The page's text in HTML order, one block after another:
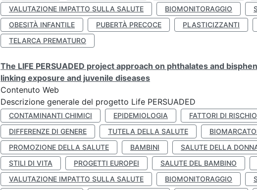
VALUTAZIONE IMPATTO SULLA SALUTE
BIOMONITORAGGIO
OBESITÀ INFANTILE
PUBERTÀ PRECOCE PLASTICIZZANTI
TELARCA PREMATURO
The LIFE PERSUADED project approach on phthalates and
linking exposure and juvenile diseases
Contenuto Web
Descrizione generale del progetto Life PERSUADED
CONTAMINANTI CHIMICI EPIDEMIOLOGIA FATTORI DI RISCHIO
DIFFERENZE DI GENERE
TUTELA DELLA SALUTE
PROMOZIONE DELLA SALUTE
BAMBINI SALUTE DELLA
STILI DI VITA
PROGETTI EUROPEI SALUTE DEL BAMBINO
VALUTAZIONE IMPATTO SULLA SALUTE
BIOMONITORAGGIO